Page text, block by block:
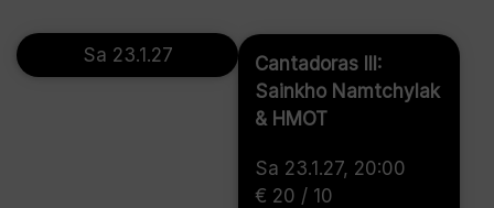
Sa 23.1.27
Cantadoras III:
Sainkho Namtchylak
& HMOT
Sa 23.1.27, 20:00
€ 20 / 10